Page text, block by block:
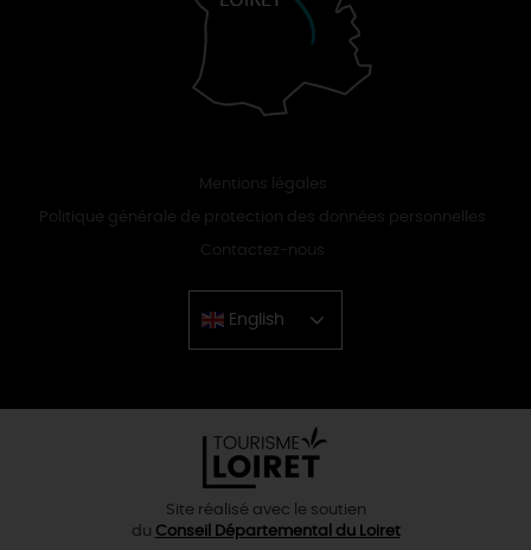
Mentions légales
Politique générale de protection des données personnelles
Contactez-nous
English
Chinese
Site réalisé avec le soutien
du Conseil Départemental du Loiret